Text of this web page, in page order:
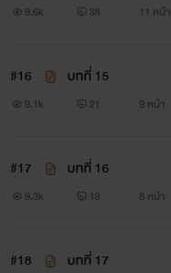
9.6k 38 11 หน้า
#16 บทที่ 15
9.1k 21 9 หน้า
#17 บทที่ 16
9.3k 18 8 หน้า
#18 บทที่ 17